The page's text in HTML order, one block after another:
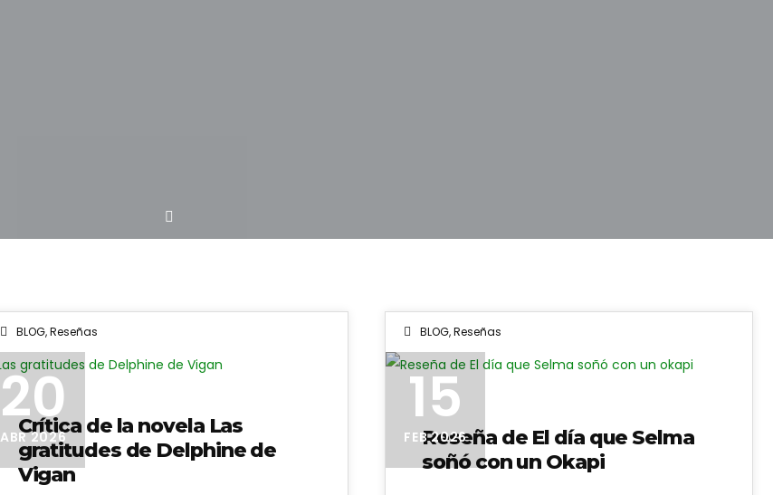
BLOG,Reseñas
20
ABR 2026
Crítica de la novela Las
gratitudes de Delphine de
Vigan
BLOG,Reseñas
15
FEB 2026
Reseña de El día que Selma
soñó con un Okapi